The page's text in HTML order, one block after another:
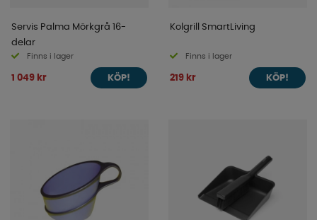
Servis Palma Mörkgrå 16-
delar
Finns i lager
1 049 kr KÖP!
Kolgrill SmartLiving
Finns i lager
219 kr KÖP!